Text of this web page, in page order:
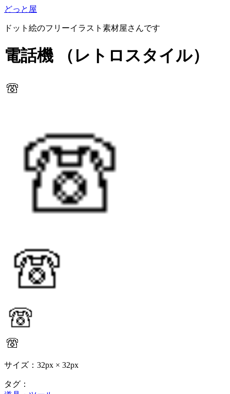
どっと屋
ドット絵のフリーイラスト素材屋さんです
電話機 （レトロスタイル）
サイズ：32px × 32px
タグ：